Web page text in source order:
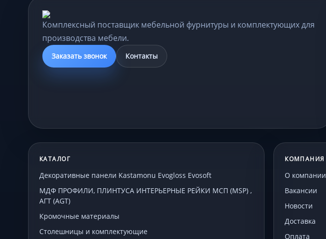
Комплексный поставщик мебельной фурнитуры и комплектующих для
производства мебели.
Заказать звонок Контакты
КАТАЛОГ
Декоративные панели Kastamonu Evogloss Evosoft
МДФ ПРОФИЛИ, ПЛИНТУСА ИНТЕРЬЕРНЫЕ РЕЙКИ МСП (MSP) ,
АГТ (AGT)
Кромочные материалы
Столешницы и комплектующие
КОМПАНИЯ
О компании
Вакансии
Новости
Доставка
Оплата